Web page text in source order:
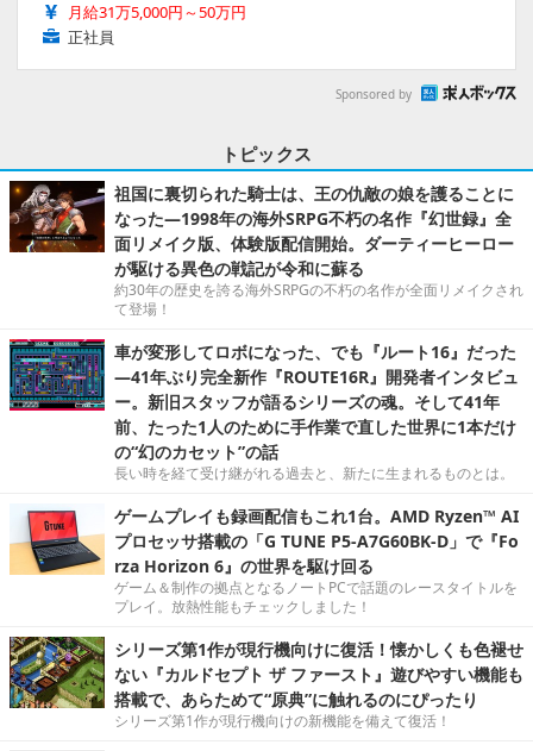
月給31万5,000円～50万円
正社員
Sponsored by
トピックス
祖国に裏切られた騎士は、王の仇敵の娘を護ることに
なった―1998年の海外SRPG不朽の名作『幻世録』全
面リメイク版、体験版配信開始。ダーティーヒーロー
が駆ける異色の戦記が令和に蘇る
約30年の歴史を誇る海外SRPGの不朽の名作が全面リメイクされ
て登場！
車が変形してロボになった、でも『ルート16』だった
―41年ぶり完全新作『ROUTE16R』開発者インタビュ
ー。新旧スタッフが語るシリーズの魂。そして41年
前、たった1人のために手作業で直した世界に1本だけ
の“幻のカセット”の話
長い時を経て受け継がれる過去と、新たに生まれるものとは。
ゲームプレイも録画配信もこれ1台。AMD Ryzen™ AI
プロセッサ搭載の「G TUNE P5-A7G60BK-D」で『Fo
rza Horizon 6』の世界を駆け回る
ゲーム＆制作の拠点となるノートPCで話題のレースタイトルを
プレイ。放熱性能もチェックしました！
シリーズ第1作が現行機向けに復活！懐かしくも色褪せ
ない『カルドセプト ザ ファースト』遊びやすい機能も
搭載で、あらためて“原典”に触れるのにぴったり
シリーズ第1作が現行機向けの新機能を備えて復活！